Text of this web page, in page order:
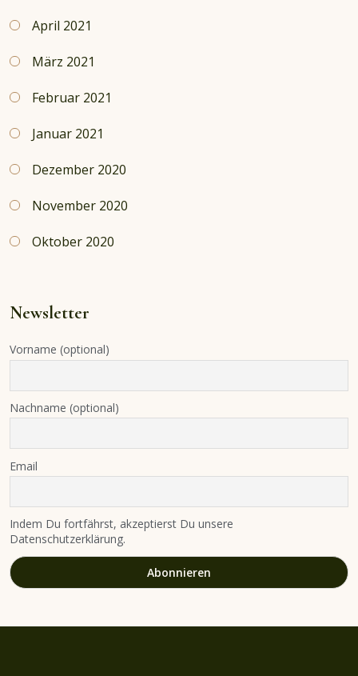
April 2021
März 2021
Februar 2021
Januar 2021
Dezember 2020
November 2020
Oktober 2020
Newsletter
Vorname (optional)
Nachname (optional)
Email
Indem Du fortfährst, akzeptierst Du unsere
Datenschutzerklärung.